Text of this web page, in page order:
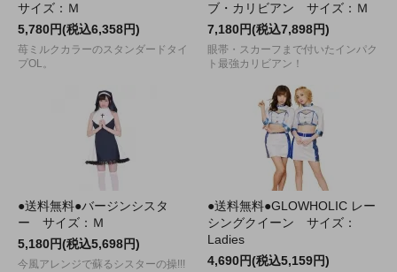
サイズ：Ｍ
5,780円(税込6,358円)
苺ミルクカラーのスタンダードタイ
プOL。
ブ・カリビアン サイズ：Ｍ
7,180円(税込7,898円)
眼帯・スカーフまで付いたインパク
ト最強カリビアン！
●送料無料●バージンシスタ
ー サイズ：Ｍ
5,180円(税込5,698円)
今風アレンジで蘇るシスターの操!!!
●送料無料●GLOWHOLIC レー
シングクイーン サイズ：
Ladies
4,690円(税込5,159円)